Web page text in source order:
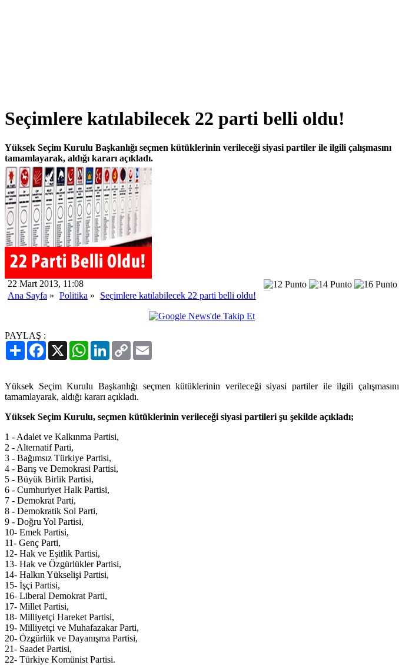
Seçimlere katılabilecek 22 parti belli oldu!
Yüksek Seçim Kurulu Başkanlığı seçmen kütüklerinin verileceği siyasi partiler ile ilgili çalışmasını
tamamlayarak, aldığı kararı açıkladı.
22 Mart 2013, 11:08
Ana Sayfa » Politika » Seçimlere katılabilecek 22 parti belli oldu!
PAYLAŞ :
PaylaşFacebook
X WhatsAppLinkedIn
Copy
Link
Yüksek Seçim Kurulu Başkanlığı seçmen kütüklerinin verileceği siyasi partiler ile ilgili çalışmasını
tamamlayarak, aldığı kararı açıkladı.
Yüksek Seçim Kurulu, seçmen kütüklerinin verileceği siyasi partileri şu şekilde açıkladı;
1 - Adalet ve Kalkınma Partisi,
2 - Alternatif Parti,
3 - Bağımsız Türkiye Partisi,
4 - Barış ve Demokrasi Partisi,
5 - Büyük Birlik Partisi,
6 - Cumhuriyet Halk Partisi,
7 - Demokrat Parti,
8 - Demokratik Sol Parti,
9 - Doğru Yol Partisi,
10- Emek Partisi,
11- Genç Parti,
12- Hak ve Eşitlik Partisi,
13- Hak ve Özgürlükler Partisi,
14- Halkın Yükselişi Partisi,
15- İşçi Partisi,
16- Liberal Demokrat Parti,
17- Millet Partisi,
18- Milliyetçi Hareket Partisi,
19- Milliyetçi ve Muhafazakar Parti,
20- Özgürlük ve Dayanışma Partisi,
21- Saadet Partisi,
22- Türkiye Komünist Partisi.